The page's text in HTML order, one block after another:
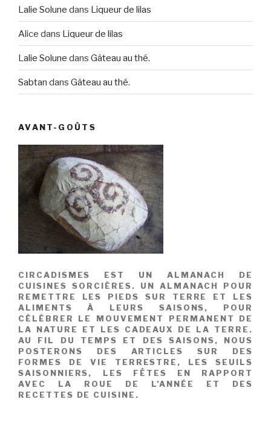
Lalie Solune dans Liqueur de lilas
Alice dans Liqueur de lilas
Lalie Solune dans Gâteau au thé.
Sabtan dans Gâteau au thé.
AVANT-GOÛTS
CIRCADISMES EST UN ALMANACH DE
CUISINES SORCIÈRES. UN ALMANACH POUR
REMETTRE LES PIEDS SUR TERRE ET LES
ALIMENTS À LEURS SAISONS, POUR
CÉLÉBRER LE MOUVEMENT PERMANENT DE
LA NATURE ET LES CADEAUX DE LA TERRE.
AU FIL DU TEMPS ET DES SAISONS, NOUS
POSTERONS DES ARTICLES SUR DES
FORMES DE VIE TERRESTRE, LES SEUILS
SAISONNIERS, LES FÊTES EN RAPPORT
AVEC LA ROUE DE L’ANNÉE ET DES
RECETTES DE CUISINE.